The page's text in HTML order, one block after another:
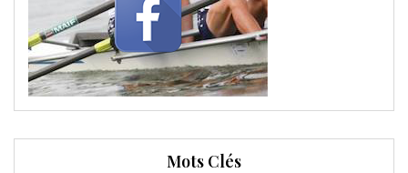
Mots Clés